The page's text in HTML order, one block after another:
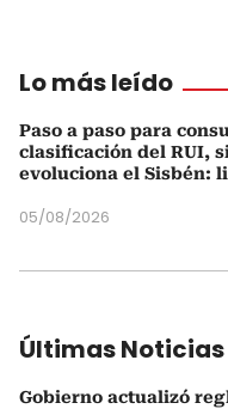
Lo más leído
Paso a paso para
clasificación del RUI,
evoluciona el Sisbén:
05/08/2026
Últimas Noticias
Gobierno actualizó